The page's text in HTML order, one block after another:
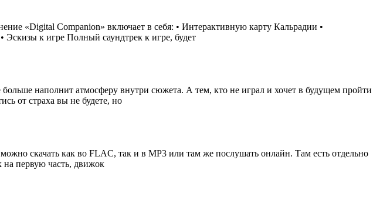
«Digital Companion» включает в себя: • Интерактивную карту Кальрадии •
к игре Полный саундтрек к игре, будет
наполнит атмосферу внутри сюжета. А тем, кто не играл и хочет в будущем пройти
от страха вы не будете, но
скачать как во FLAC, так и в MP3 или там же послушать онлайн. Там есть отдельно
первую часть, движок